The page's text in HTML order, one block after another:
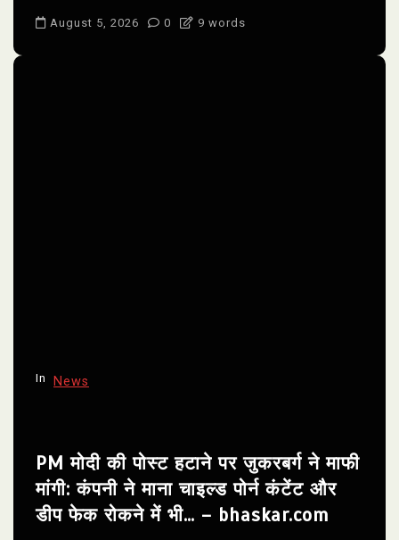
August 5, 2026 0 9 words
In News
PM मोदी की पोस्ट हटाने पर जुकरबर्ग ने माफी
मांगी: कंपनी ने माना चाइल्ड पोर्न कंटेंट और
डीप फेक रोकने में भी… – bhaskar.com